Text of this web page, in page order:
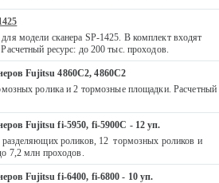
модели сканера SP-1425. В комплект входят
ресурс: до 200 тыс. проходов.
Fujitsu 4860C2, 4860C2
ролика и 2 тормозные площадки. Расчетный
Fujitsu fi-5950, fi-5900C - 12 уп.
роликов, 12 тормозных роликов и
7,2 млн проходов.
Fujitsu fi-6400, fi-6800 - 10 уп.